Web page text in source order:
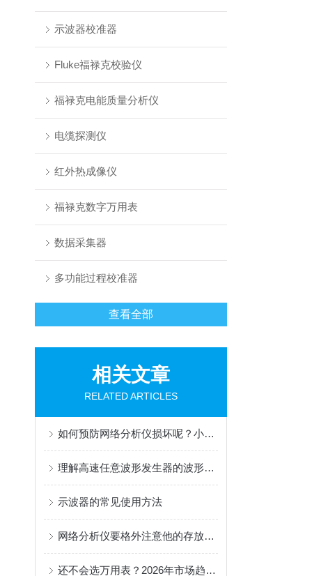
示波器校准器
Fluke福禄克校验仪
福禄克电能质量分析仪
电缆探测仪
红外热成像仪
福禄克数字万用表
数据采集器
多功能过程校准器
查看全部
相关文章
RELATED ARTICLES
如何预防网络分析仪损坏呢？小编这里有妙招
理解高速任意波形发生器的波形生成与调制技术
示波器的常见使用方法
网络分析仪要格外注意他的存放位置
还不会选万用表？2026年市场趋势解读与高性价比进口表采购指南